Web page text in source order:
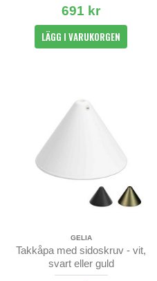
691 kr
LÄGG I VARUKORGEN
GELIA
Takkåpa med sidoskruv - vit,
svart eller guld